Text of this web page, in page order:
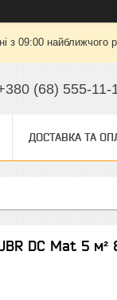
з 09:00 найближчого
(68) 555-11-
ДОСТАВКА ТА
DC Mat 5